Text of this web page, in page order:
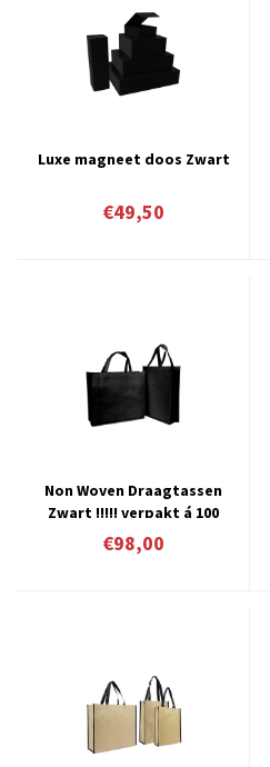
Luxe magneet doos Zwart
€49,50
Non Woven Draagtassen
Zwart !!!!! verpakt á 100
stuks vanaf € 0,98 per stuk
€98,00